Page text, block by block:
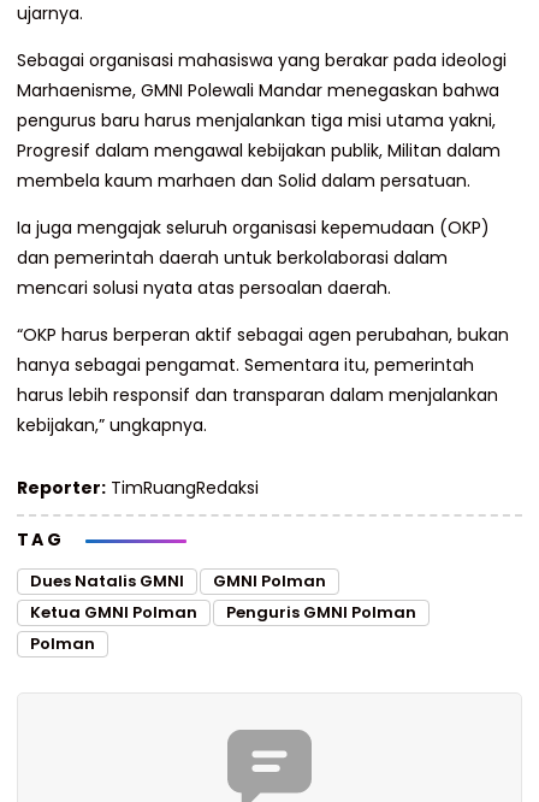
ujarnya.
Sebagai organisasi mahasiswa yang berakar pada ideologi
Marhaenisme, GMNI Polewali Mandar menegaskan bahwa
pengurus baru harus menjalankan tiga misi utama yakni,
Progresif dalam mengawal kebijakan publik, Militan dalam
membela kaum marhaen dan Solid dalam persatuan.
Ia juga mengajak seluruh organisasi kepemudaan (OKP)
dan pemerintah daerah untuk berkolaborasi dalam
mencari solusi nyata atas persoalan daerah.
“OKP harus berperan aktif sebagai agen perubahan, bukan
hanya sebagai pengamat. Sementara itu, pemerintah
harus lebih responsif dan transparan dalam menjalankan
kebijakan,” ungkapnya.
Reporter: TimRuangRedaksi
TAG
Dues Natalis GMNI
GMNI Polman
Ketua GMNI Polman
Penguris GMNI Polman
Polman